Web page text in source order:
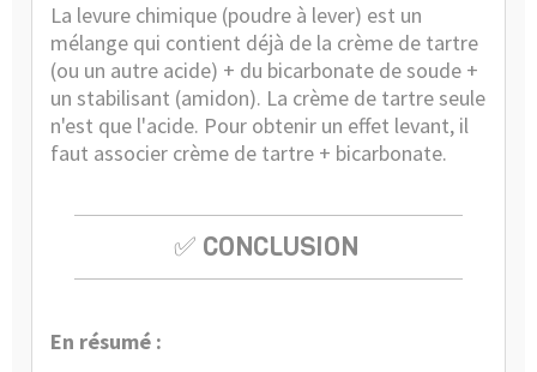
La levure chimique (poudre à lever) est un
mélange qui contient déjà de la crème de tartre
(ou un autre acide) + du bicarbonate de soude +
un stabilisant (amidon). La crème de tartre seule
n'est que l'acide. Pour obtenir un effet levant, il
faut associer crème de tartre + bicarbonate.
✅ CONCLUSION
En résumé :